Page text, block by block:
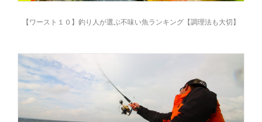
【ワースト１０】釣り人が選ぶ不味い魚ランキング【調理法も大切】